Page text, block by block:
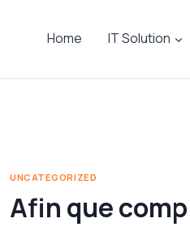
Home IT Solution
UNCATEGORIZED
Afin que